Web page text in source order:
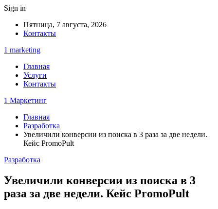
Sign in
Пятница, 7 августа, 2026
Контакты
1 marketing
Главная
Услуги
Контакты
1 Маркетинг
Главная
Разработка
Увеличили конверсии из поиска в 3 раза за две недели.
Кейс PromoPult
Разработка
Увеличили конверсии из поиска в 3
раза за две недели. Кейс PromoPult